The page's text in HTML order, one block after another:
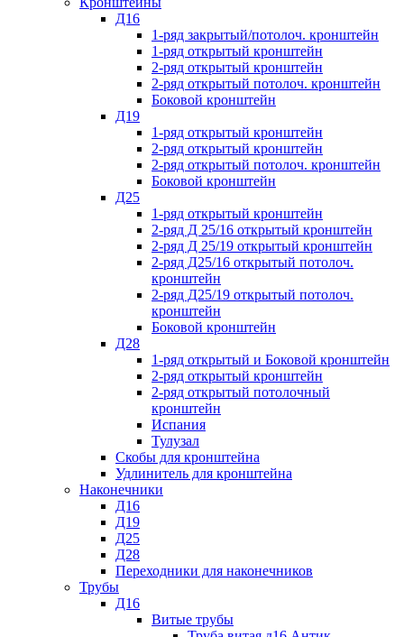
Д16
1-ряд закрытый/потолоч. кронштейн
1-ряд открытый кронштейн
2-ряд открытый кронштейн
2-ряд открытый потолоч. кронштейн
Боковой кронштейн
Д19
1-ряд открытый кронштейн
2-ряд открытый кронштейн
2-ряд открытый потолоч. кронштейн
Боковой кронштейн
Д25
1-ряд открытый кронштейн
2-ряд Д 25/16 открытый кронштейн
2-ряд Д 25/19 открытый кронштейн
2-ряд Д25/16 открытый потолоч.
кронштейн
2-ряд Д25/19 открытый потолоч.
кронштейн
Боковой кронштейн
Д28
1-ряд открытый и Боковой кронштейн
2-ряд открытый кронштейн
2-ряд открытый потолочный
кронштейн
Испания
Тулузал
Скобы для кронштейна
Удлинитель для кронштейна
Наконечники
Д16
Д19
Д25
Д28
Переходники для наконечников
Трубы
Д16
Витые трубы